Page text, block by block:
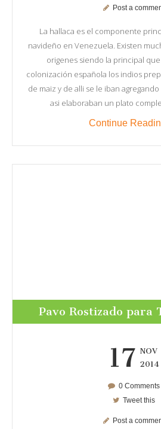
Post a
La hallaca es el componente
navideño en Venezuela. Existen
origenes siendo la principal
colonización española los indios
de maiz y de alli se le iban
asi elaboraban un plato
Continue
Pavo Rostizado para
17 NOV
2014
0 Comments
Tweet this
Post a